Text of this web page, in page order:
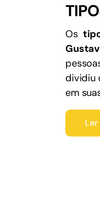
Os
dividiu
em